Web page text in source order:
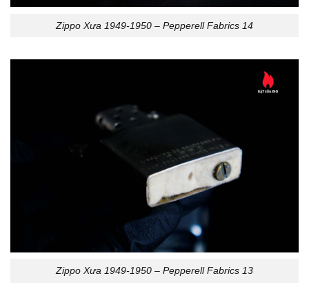
Zippo Xưa 1949-1950 – Pepperell Fabrics 14
Zippo Xưa 1949-1950 – Pepperell Fabrics 13